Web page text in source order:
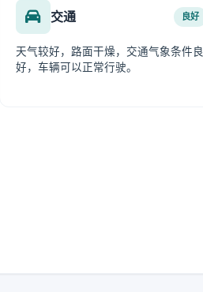
交通 良好
天气较好，路面干燥，交通气象条件良
好，车辆可以正常行驶。